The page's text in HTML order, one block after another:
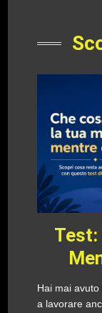
Test:
Hai mai
a lavorare